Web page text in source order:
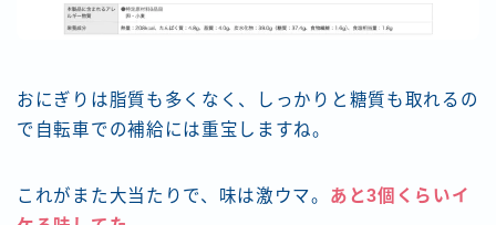
おにぎりは脂質も多くなく、しっかりと糖質も取れるの
で自転車での補給には重宝しますね。
これがまた大当たりで、味は激ウマ。 あと3個くらいイ